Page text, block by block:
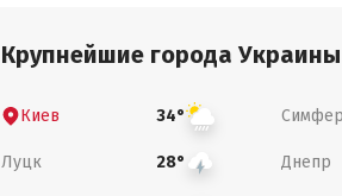
Крупнейшие города Украины
Киев 34°
Луцк 28° Днепр